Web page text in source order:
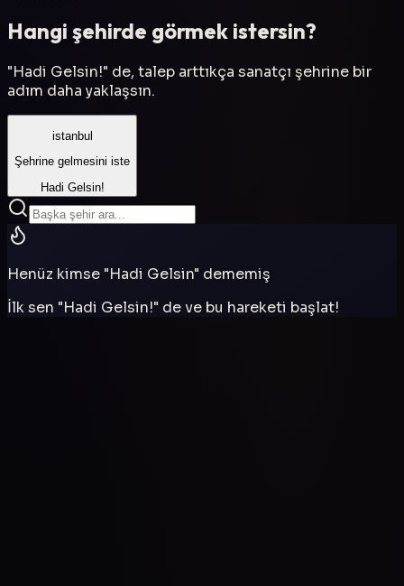
Hangi şehirde görmek istersin?
"Hadi Gelsin!" de, talep arttıkça sanatçı şehrine bir
adım daha yaklaşsın.
istanbul
Şehrine gelmesini iste
Hadi Gelsin!
Henüz kimse "Hadi Gelsin" dememiş
İlk sen "Hadi Gelsin!" de ve bu hareketi başlat!